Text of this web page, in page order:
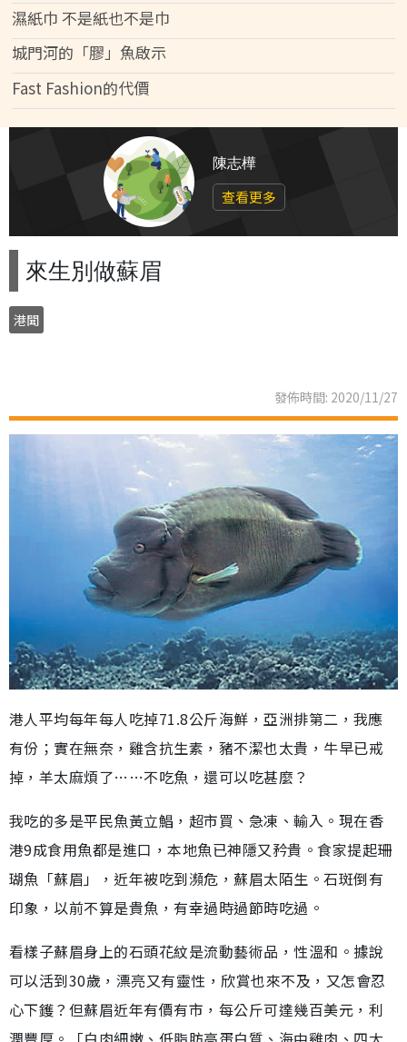
濕紙巾 不是紙也不是巾
城門河的「膠」魚啟示
Fast Fashion的代價
陳志樺
查看更多
來生別做蘇眉
港聞
發佈時間: 2020/11/27
港人平均每年每人吃掉71.8公斤海鮮，亞洲排第二，我應
有份；實在無奈，雞含抗生素，豬不潔也太貴，牛早已戒
掉，羊太麻煩了……不吃魚，還可以吃甚麼？
我吃的多是平民魚黃立鯧，超市買、急凍、輸入。現在香
港9成食用魚都是進口，本地魚已神隱又矜貴。食家提起珊
瑚魚「蘇眉」，近年被吃到瀕危，蘇眉太陌生。石斑倒有
印象，以前不算是貴魚，有幸過時過節時吃過。
看樣子蘇眉身上的石頭花紋是流動藝術品，性溫和。據說
可以活到30歲，漂亮又有靈性，欣賞也來不及，又怎會忍
心下鑊？但蘇眉近年有價有市，每公斤可達幾百美元，利